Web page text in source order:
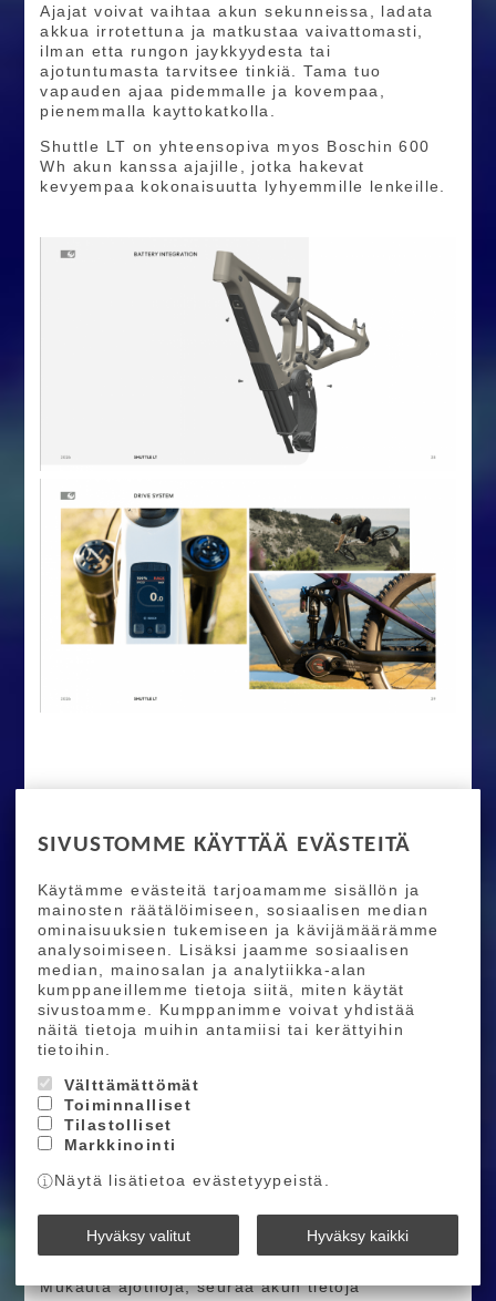
SIVUSTOMME KÄYTTÄÄ EVÄSTEITÄ
Käytämme evästeitä tarjoamamme sisällön ja
mainosten räätälöimiseen, sosiaalisen median
ominaisuuksien tukemiseen ja kävijämäärämme
analysoimiseen. Lisäksi jaamme sosiaalisen
median, mainosalan ja analytiikka-alan
kumppaneillemme tietoja siitä, miten käytät
sivustoamme. Kumppanimme voivat yhdistää
näitä tietoja muihin antamiisi tai kerättyihin
tietoihin.
Välttämättömät
Toiminnalliset
Tilastolliset
Markkinointi
Näytä lisätietoa evästetyypeistä.
Hyväksy valitut Hyväksy kaikki
Ajajat voivat vaihtaa akun sekunneissa, ladata
akkua irrotettuna ja matkustaa vaivattomasti,
ilman etta rungon jaykkyydesta tai
ajotuntumasta tarvitsee tinkiä. Tama tuo
vapauden ajaa pidemmalle ja kovempaa,
pienemmalla kayttokatkolla.
Shuttle LT on yhteensopiva myos Boschin 600
Wh akun kanssa ajajille, jotka hakevat
kevyempaa kokonaisuutta lyhyemmille lenkeille.
CX-R-VOIMAYKSIKÖN SUORITUSKYKY
Boschin kilpailukäyttöön viritettyCX-R-moottori
tuottaa
100 Nmvääntöä ja750 Whuipputehon
ultrakevyessä paketissa, jossa on titaaninen
akseli ja keraamiset laakerit. Eksklusiivinen
“Race Mode” tarjoaa nopean, aggressiivisen
tehon, joka reagoi välittömästi ajajan
SUUREMPI JA KEVYEMPI AKKU
Shuttle LT:n voimanlähteenä on
aiempi 750 Whversio. Uudistettu latausportti
BOSCH X PIVOT FLOW -SOVELLUS
Mukauta ajotiloja, seuraa akun tietoja